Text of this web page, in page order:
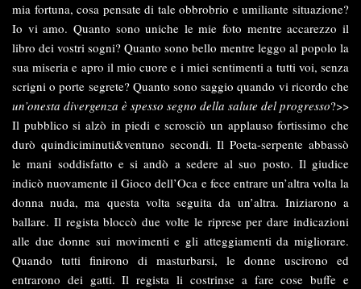
mia fortuna, cosa pensate di tale obbrobrio e umiliante situazione?
Io vi amo. Quanto sono uniche le mie foto mentre accarezzo il
libro dei vostri sogni? Quanto sono bello mentre leggo al popolo la
sua miseria e apro il mio cuore e i miei sentimenti a tutti voi, senza
scrigni o porte segrete? Quanto sono saggio quando vi ricordo che
un’onesta divergenza è spesso segno della salute del progresso?>>
Il pubblico si alzò in piedi e scrosciò un applauso fortissimo che
durò quindiciminuti&ventuno secondi. Il Poeta-serpente abbassò
le mani soddisfatto e si andò a sedere al suo posto. Il giudice
indicò nuovamente il Gioco dell’Oca e fece entrare un’altra volta la
donna nuda, ma questa volta seguita da un’altra. Iniziarono a
ballare. Il regista bloccò due volte le riprese per dare indicazioni
alle due donne sui movimenti e gli atteggiamenti da migliorare.
Quando tutti finirono di masturbarsi, le donne uscirono ed
entrarono dei gatti. Il regista li costrinse a fare cose buffe e